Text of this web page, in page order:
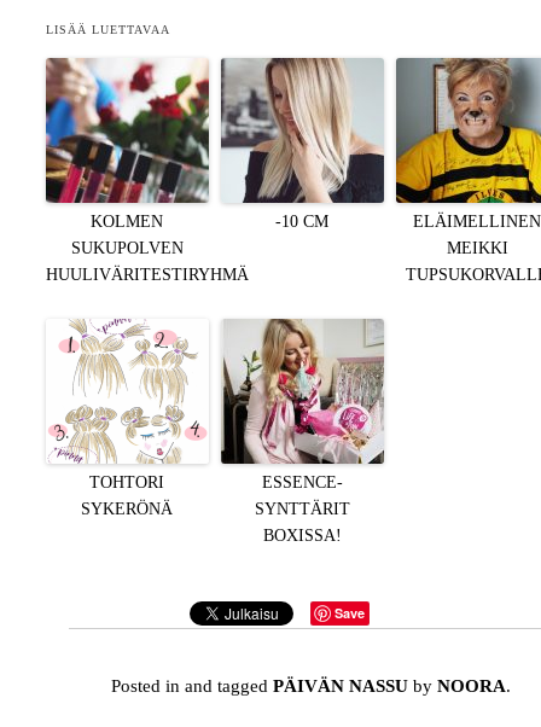
LISÄÄ LUETTAVAA
KOLMEN
SUKUPOLVEN
HUULIVÄRITESTIRYHMÄ
-10 CM
ELÄIMELLINEN
MEIKKI
TOHTORI
SYKERÖNÄ
ESSENCE-
SYNTTÄRIT
BOXISSA!
Save
Posted in and tagged PÄIVÄN NASSUby NOORA.